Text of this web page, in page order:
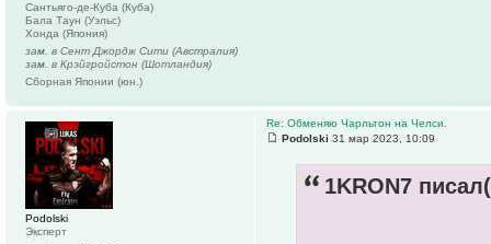
Сантьяго-де-Куба (Куба)
Бала Таун (Уэльс)
Хонда (Япония)
зам. в Сент Джордж Сити (Австралия)
зам. в Крэйгройстон (Шотландия)
Сборная Японии (юн.)
Re: Обменяю Чарльтон на Челси.
Podolski 31 мар 2023, 10:09
1KRON7
Podolski
Эксперт